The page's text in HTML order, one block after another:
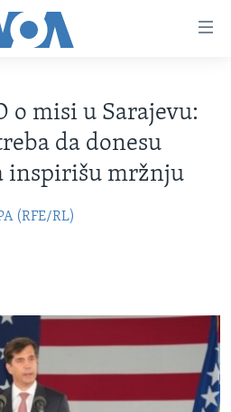
o misi u Sarajevu:
da donesu
inspirišu mržnju
(RFE/RL)